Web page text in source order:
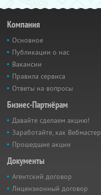
Компания
Основное
Публикации о нас
Вакансии
Правила сервиса
Ответы на вопросы
Бизнес-Партнёрам
Давайте сделаем акцию!
Заработайте, как Вебмастер
Прошедшие акции
Документы
Агентский договор
Лицензионный договор